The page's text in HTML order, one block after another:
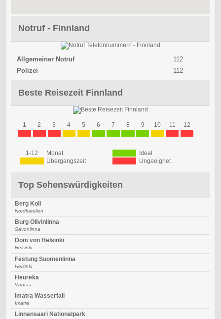
Notruf - Finnland
Allgemeiner Notruf
112
Polizei
112
Beste Reisezeit Finnland
1 2 3 4 5 6 7 8 9 10 11 12
1-12 Monat
Ideal
Übergangszeit
Ungeeignet
Top Sehenswürdigkeiten
Berg Koli
Nordkarelien
Burg Olivinlinna
Savonlinna
Dom von Helsinki
Helsinki
Festung Suomenlinna
Helsinki
Heureka
Vantaa
Imatra Wasserfall
Imatra
Linnansaari Nationalpark